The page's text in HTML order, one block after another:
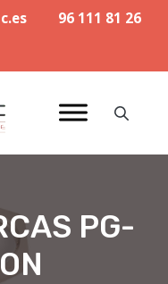
96 111 81 26
PG-